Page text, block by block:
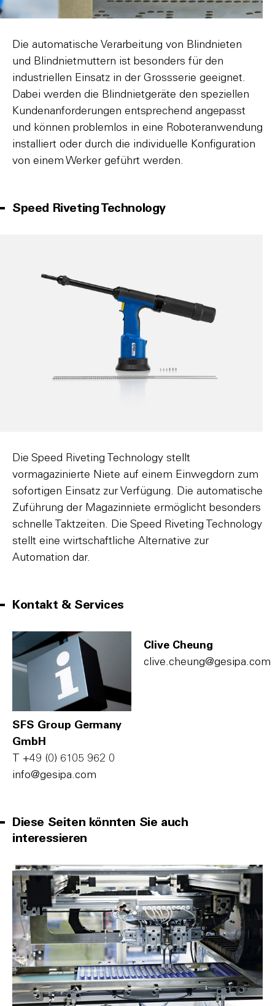
Die automatische Verarbeitung von Blindnieten
und Blindnietmuttern ist besonders für den
industriellen Einsatz in der Grossserie geeignet.
Dabei werden die Blindnietgeräte den speziellen
Kundenanforderungen entsprechend angepasst
und können problemlos in eine Roboteranwendung
installiert oder durch die individuelle Konfiguration
von einem Werker geführt werden.
Speed Riveting Technology
Die Speed Riveting Technology stellt
vormagazinierte Niete auf einem Einwegdorn zum
sofortigen Einsatz zur Verfügung. Die automatische
Zuführung der Magazinniete ermöglicht besonders
schnelle Taktzeiten. Die Speed Riveting Technology
stellt eine wirtschaftliche Alternative zur
Automation dar.
Kontakt & Services
SFS Group Germany
GmbH
+49 (0) 6105 962 0
i‌n‌f‌o‌@g‌e‌s‌i‌p‌a‌.c‌o‌m‌
Clive Cheung
c‌l‌i‌v‌e‌.c‌h‌e‌u‌n‌g‌@g‌e‌s‌i‌p‌a‌.c‌o‌m‌
Diese Seiten könnten Sie auch
interessieren